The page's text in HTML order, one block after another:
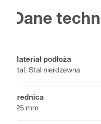
Dane
Materiał podłoża
Stal, Stal nierdzewna
Średnica
125 mm